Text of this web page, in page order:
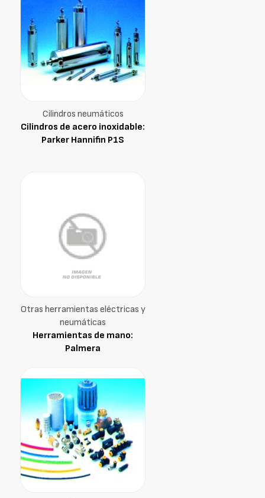
Cilindros neumáticos
Cilindros de acero inoxidable:
Parker Hannifin P1S
Otras herramientas eléctricas y
neumáticas
Herramientas de mano:
Palmera